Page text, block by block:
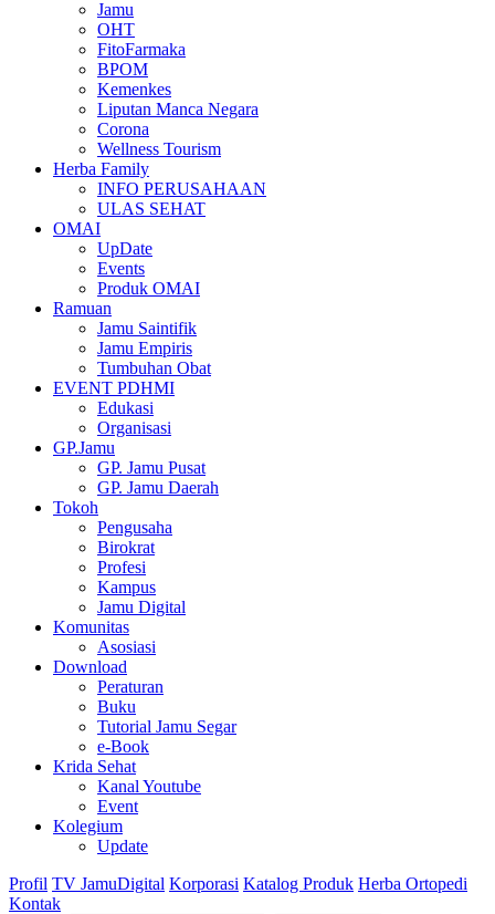
Jamu
OHT
FitoFarmaka
BPOM
Kemenkes
Liputan Manca Negara
Corona
Wellness Tourism
Herba Family
INFO PERUSAHAAN
ULAS SEHAT
OMAI
UpDate
Events
Produk OMAI
Ramuan
Jamu Saintifik
Jamu Empiris
Tumbuhan Obat
EVENT PDHMI
Edukasi
Organisasi
GP.Jamu
GP. Jamu Pusat
GP. Jamu Daerah
Tokoh
Pengusaha
Birokrat
Profesi
Kampus
Jamu Digital
Komunitas
Asosiasi
Download
Peraturan
Buku
Tutorial Jamu Segar
e-Book
Krida Sehat
Kanal Youtube
Event
Kolegium
Update
Profil TV JamuDigital Korporasi Katalog Produk Herba Ortopedi
Kontak